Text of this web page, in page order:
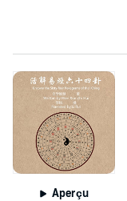
Aperçu